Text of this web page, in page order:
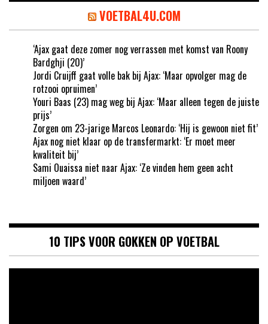
VOETBAL4U.COM
‘Ajax gaat deze zomer nog verrassen met komst van Roony
Bardghji (20)’
Jordi Cruijff gaat volle bak bij Ajax: ‘Maar opvolger mag de
rotzooi opruimen’
Youri Baas (23) mag weg bij Ajax: ‘Maar alleen tegen de juiste
prijs’
Zorgen om 23-jarige Marcos Leonardo: ‘Hij is gewoon niet fit’
Ajax nog niet klaar op de transfermarkt: ‘Er moet meer
kwaliteit bij’
Sami Ouaissa niet naar Ajax: ‘Ze vinden hem geen acht
miljoen waard’
10 TIPS VOOR GOKKEN OP VOETBAL